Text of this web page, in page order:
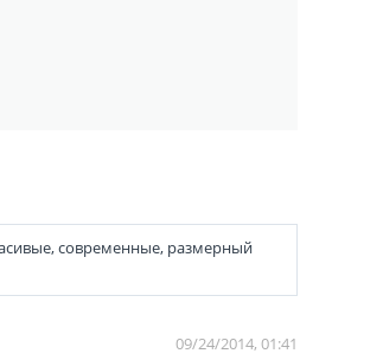
современные, размерный
09/24/2014, 01:41